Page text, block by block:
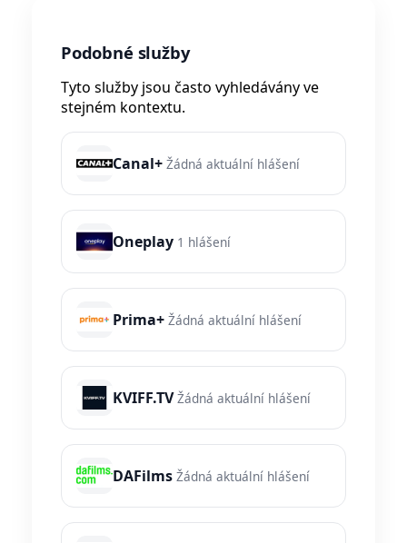
Podobné služby
Tyto služby jsou často vyhledávány ve
stejném kontextu.
Canal+ Žádná aktuální hlášení
Oneplay 1 hlášení
Prima+ Žádná aktuální hlášení
KVIFF.TV Žádná aktuální hlášení
DAFilms Žádná aktuální hlášení